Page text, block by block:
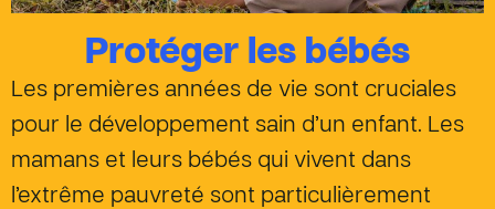
Protéger les bébés
Les premières années de vie sont cruciales
pour le développement sain d’un enfant. Les
mamans et leurs bébés qui vivent dans
l’extrême pauvreté sont particulièrement